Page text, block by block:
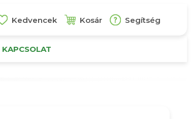
Kedvencek Kosár Segítség
KAPCSOLAT